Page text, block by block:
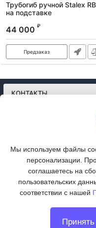
Трубогиб ручной Stalex
на подставке
373233
44 000 ₽
Предзаказ
КОНТАКТЫ
ПОДПИСКА
Мы используем файлы
персонализации.
соглашаетесь на
пользовательских
соответствии с нашей
Принять